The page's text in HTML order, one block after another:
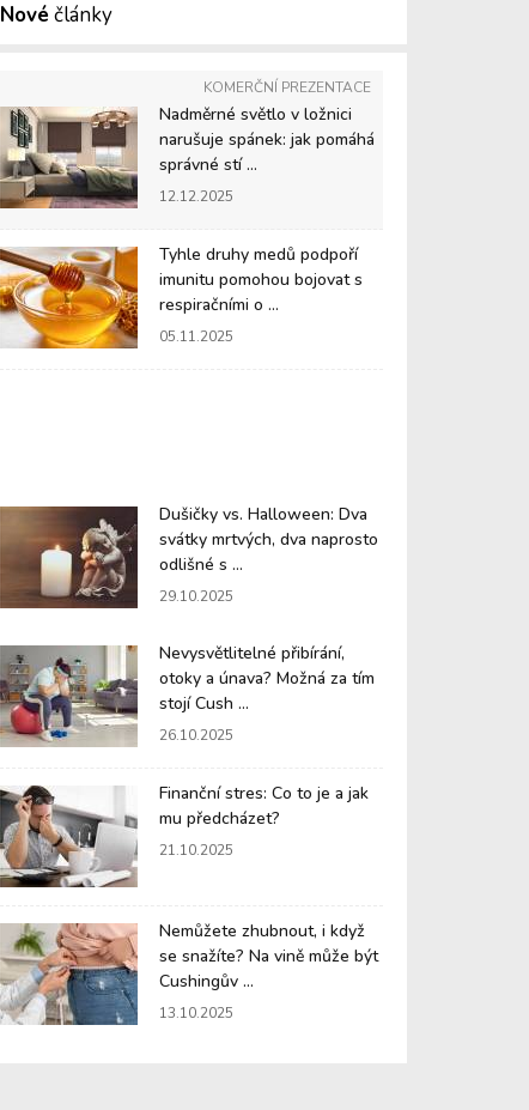
Nové články
KOMERČNÍ PREZENTACE
Nadměrné světlo v ložnici
narušuje spánek: jak pomáhá
správné stí ...
12.12.2025
Tyhle druhy medů podpoří
imunitu pomohou bojovat s
respiračními o ...
05.11.2025
Dušičky vs. Halloween: Dva
svátky mrtvých, dva naprosto
odlišné s ...
29.10.2025
Nevysvětlitelné přibírání,
otoky a únava? Možná za tím
stojí Cush ...
26.10.2025
Finanční stres: Co to je a jak
mu předcházet?
21.10.2025
Nemůžete zhubnout, i když
se snažíte? Na vině může být
Cushingův ...
13.10.2025